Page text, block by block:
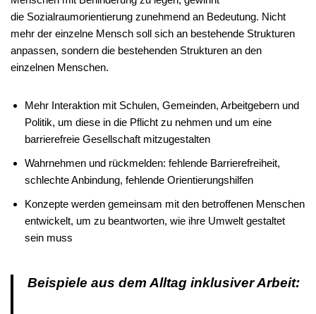
die Sozialraumorientierung zunehmend an Bedeutung. Nicht
mehr der einzelne Mensch soll sich an bestehende Strukturen
anpassen, sondern die bestehenden Strukturen an den
einzelnen Menschen.
Mehr Interaktion mit Schulen, Gemeinden, Arbeitgebern und
Politik, um diese in die Pflicht zu nehmen und um eine
barrierefreie Gesellschaft mitzugestalten
Wahrnehmen und rückmelden: fehlende Barrierefreiheit,
schlechte Anbindung, fehlende Orientierungshilfen
Konzepte werden gemeinsam mit den betroffenen Menschen
entwickelt, um zu beantworten, wie ihre Umwelt gestaltet
sein muss
Beispiele aus dem Alltag inklusiver Arbeit: